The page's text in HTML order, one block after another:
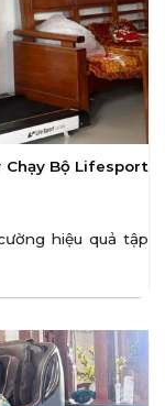
Chạy Bộ Lifesport
hiệu quả tập